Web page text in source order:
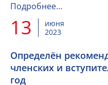
совместно с Союзом
Подробнее…
13
июня
2023
Определён
членских и
год